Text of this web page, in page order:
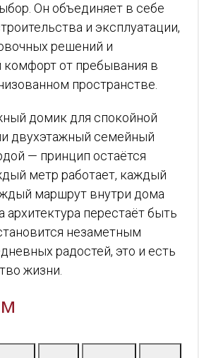
Он объединяет в себе
и эксплуатации,
решений и
комфорт от пребывания в
пространстве.
домик для спокойной
двухэтажный семейный
— принцип остаётся
метр работает, каждый
маршрут внутри дома
архитектура перестаёт быть
незаметным
радостей, это и есть
жизни.